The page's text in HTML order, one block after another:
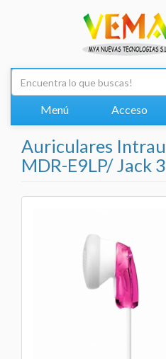
Menú Acceso
Auriculares
MDR-E9LP/ Jack